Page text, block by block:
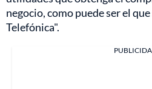
negocio, como puede ser el
Telefónica".